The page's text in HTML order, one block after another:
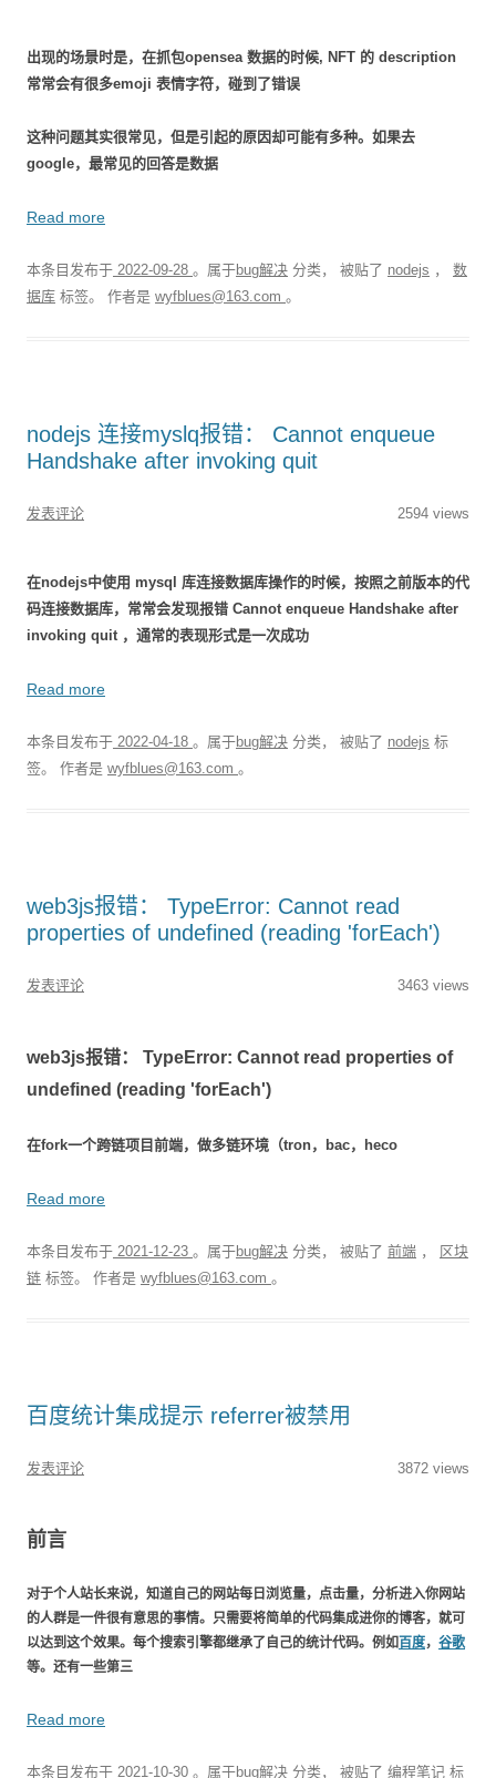
出现的场景时是，在抓包opensea 数据的时候, NFT 的 description
常常会有很多emoji 表情字符，碰到了错误
这种问题其实很常见，但是引起的原因却可能有多种。如果去
google，最常见的回答是数据
Read more
本条目发布于 2022-09-28 。属于bug解决 分类， 被贴了 nodejs ， 数
据库 标签。 作者是 wyfblues@163.com 。
nodejs 连接myslq报错： Cannot enqueue
Handshake after invoking quit
发表评论 2594 views
在nodejs中使用 mysql 库连接数据库操作的时候，按照之前版本的代
码连接数据库，常常会发现报错 Cannot enqueue Handshake after
invoking quit ，通常的表现形式是一次成功
Read more
本条目发布于 2022-04-18 。属于bug解决 分类， 被贴了 nodejs 标
签。 作者是 wyfblues@163.com 。
web3js报错： TypeError: Cannot read
properties of undefined (reading 'forEach')
发表评论 3463 views
web3js报错： TypeError: Cannot read properties of
undefined (reading 'forEach')
在fork一个跨链项目前端，做多链环境（tron，bac，heco
Read more
本条目发布于 2021-12-23 。属于bug解决 分类， 被贴了 前端 ，
区块
链 标签。 作者是 wyfblues@163.com 。
百度统计集成提示 referrer被禁用
发表评论 3872 views
前言
对于个人站长来说，知道自己的网站每日浏览量，点击量，分析进入你网站
的人群是一件很有意思的事情。只需要将简单的代码集成进你的博客，就可
以达到这个效果。每个搜索引擎都继承了自己的统计代码。例如 百度， 谷歌
等。还有一些第三
Read more
本条目发布于 2021-10-30 。属于bug解决 分类， 被贴了 编程笔记 标